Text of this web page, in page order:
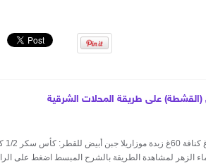
(القشطة) على طريقة المحلات الشرقية
الزهر لمشاهدة الطريقة بالشرح المبسط اضغط على